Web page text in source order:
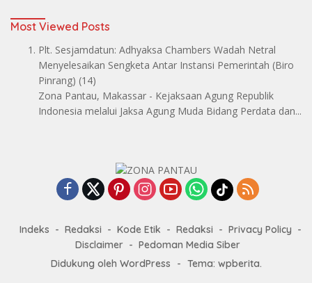
Most Viewed Posts
Plt. Sesjamdatun: Adhyaksa Chambers Wadah Netral
Menyelesaikan Sengketa Antar Instansi Pemerintah (Biro
Pinrang) (14)
Zona Pantau, Makassar - Kejaksaan Agung Republik
Indonesia melalui Jaksa Agung Muda Bidang Perdata dan...
Indeks Redaksi Kode Etik Redaksi
Privacy Policy
Disclaimer
Pedoman Media Siber
Didukung oleh WordPress
- Tema: wpberita.